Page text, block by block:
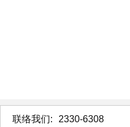
联络我们:
2330-6308